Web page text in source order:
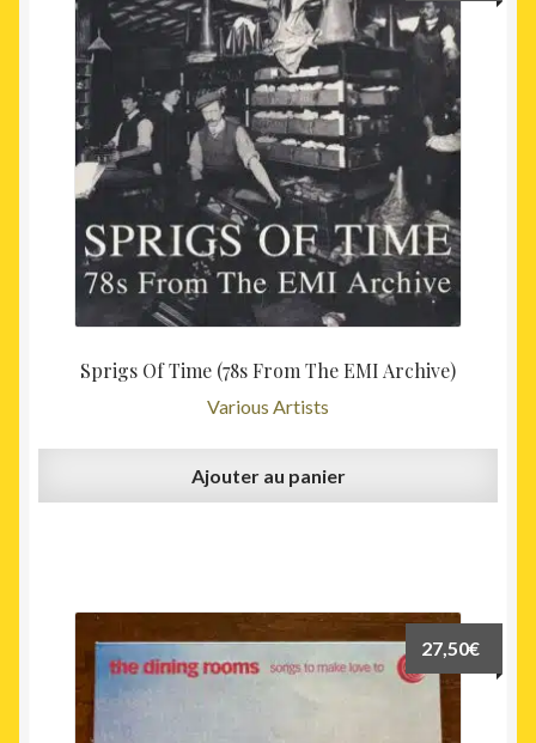
Sprigs Of Time (78s From The EMI Archive)
Various Artists
Ajouter au panier
27,50€